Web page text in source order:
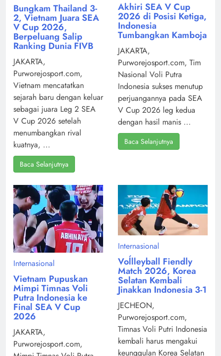
Bungkam Thailand 3-
2, Vietnam Juara SEA
V Cup 2026,
Berpeluang Salip
Ranking Dunia FIVB
JAKARTA,
Purworejosport.com,
Vietnam mencatatkan
sejarah baru dengan keluar
sebagai juara Leg 2 SEA
V Cup 2026 setelah
menumbangkan rival
kuatnya, ...
Baca Selanjutnya
Akhiri SEA V Cup
2026 di Posisi Ketiga,
Indonesia
Tumbangkan Kamboja
JAKARTA,
Purworejosport.com, Tim
Nasional Voli Putra
Indonesia sukses menutup
perjuangannya pada SEA
V Cup 2026 leg kedua
dengan hasil manis ...
Baca Selanjutnya
Internasional
Vietnam Pupuskan
Mimpi Timnas Voli
Putra Indonesia ke
Final SEA V Cup
2026
JAKARTA,
Purworejosport.com,
Internasional
Voĺlleyball Fiendly
Match 2026, Korea
Selatan Kembali
Jinakkan Indonesia 3-1
JECHEON,
Purworejosport.com,
Timnas Voli Putri Indonesia
kembali harus mengakui
keunggulan Korea Selatan